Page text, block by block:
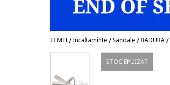
FEMEI/Incaltaminte /Sandale /BADURA/
STOC EPUIZAT